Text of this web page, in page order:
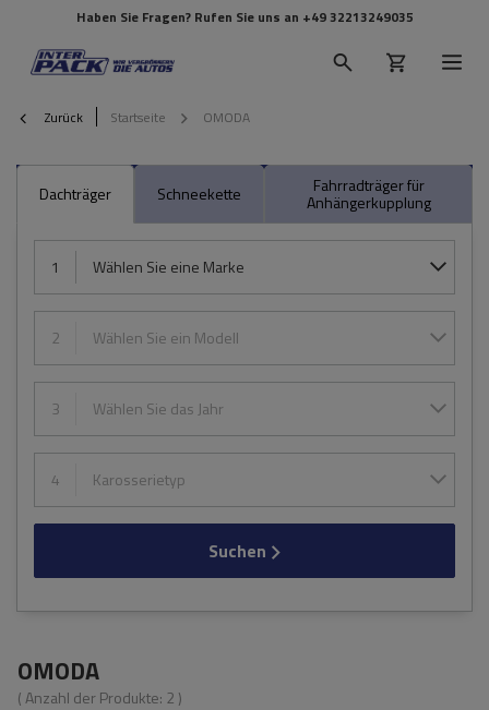
Haben Sie Fragen? Rufen Sie uns an +49 32213249035
Zurück Startseite OMODA
Dachträger Schneekette Fahrradträger für
Anhängerkupplung
1 Wählen Sie eine Marke
2 Wählen Sie ein Modell
3 Wählen Sie das Jahr
4 Karosserietyp
Suchen
OMODA
( Anzahl der Produkte: 2 )